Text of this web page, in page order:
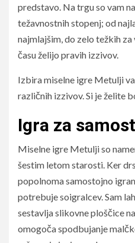
predstavo. Na trgu so vam
težavnostnih stopenj; od
najmlajšim, do zelo težkih
času želijo pravih izzivov.
Izbira miselne igre Metulji
različnih izzivov. Si je želite
Igra za
Miselne igre Metulji so
šestim letom starosti. Ker
popolnoma samostojno
potrebuje soigralcev. Sam
sestavlja slikovne ploščice
omogoča spodbujanje